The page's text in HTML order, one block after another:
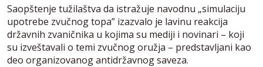
Saopštenje tužilaštva da istražuje navodnu „simulaciju
upotrebe zvučnog topa” izazvalo je lavinu reakcija
državnih zvaničnika u kojima su mediji i novinari – koji
su izveštavali o temi zvučnog oružja – predstavljani kao
deo organizovanog antidržavnog saveza.